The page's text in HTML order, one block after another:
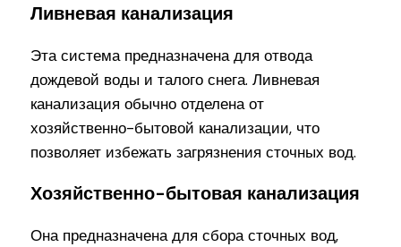
Ливневая канализация
Эта система предназначена для отвода
дождевой воды и талого снега. Ливневая
канализация обычно отделена от
хозяйственно-бытовой канализации, что
позволяет избежать загрязнения сточных вод.
Хозяйственно-бытовая канализация
Она предназначена для сбора сточных вод,